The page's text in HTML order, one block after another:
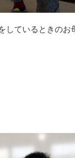
しているときのお